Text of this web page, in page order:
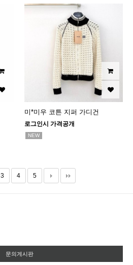
미*미우 코튼 지퍼 가디건
로그인시 가격공개
NEW
3 4 5
문의게시판